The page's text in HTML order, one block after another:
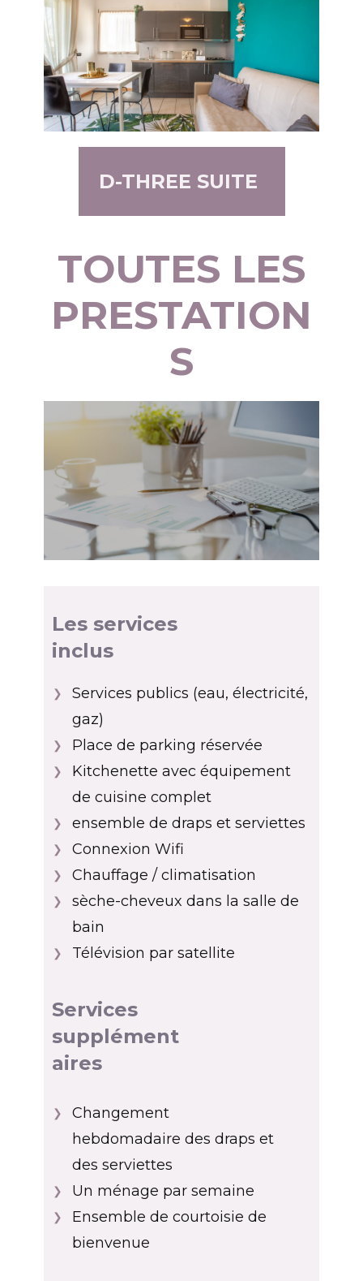
D-THREE SUITE
TOUTES LES
PRESTATION
S
Les services
inclus
❯
Services publics (eau, électricité,
gaz)
❯ Place de parking réservée
❯
Kitchenette avec équipement
de cuisine complet
❯ ensemble de draps et serviettes
❯ Connexion Wifi
❯ Chauffage / climatisation
❯
sèche-cheveux dans la salle de
bain
❯ Télévision par satellite
Services
supplément
aires
❯
Changement
hebdomadaire des draps et
des serviettes
❯ Un ménage par semaine
❯
Ensemble de courtoisie de
bienvenue